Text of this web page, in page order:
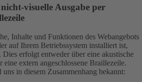
visuelle Ausgabe per
Inhalte und Funktionen des Webangebots
auf Ihrem Betriebssystem installiert ist,
Dies erfolgt entweder über eine akustische
eine extern angeschlossene Braillezeile.
uns in diesem Zusammenhang bekannt: